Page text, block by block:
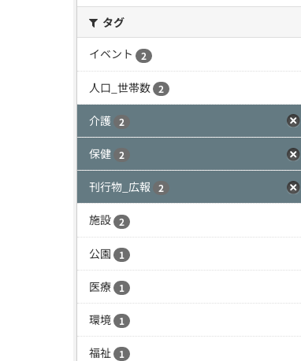
タグ
イベント
2
人口_世帯数 2
介護 2
保健 2
刊行物_広報 2
施設 2
公園 1
医療 1
環境 1
福祉 1